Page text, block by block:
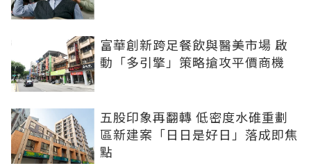
富華創新跨足餐飲與醫美市場 啟
動「多引擎」策略搶攻平價商機
五股印象再翻轉 低密度水碓重劃
區新建案「日日是好日」落成即焦
點